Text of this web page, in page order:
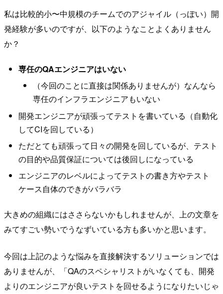
私は比較的小〜中規模のチームでのアジャイル（っぽい）開
発経験が多いのですが、以下のようなことよくありません
か？
専任のQAエンジニアはいない
（今回のことに直接は関係ありませんが）なんなら
専任のインフラエンジニアもいない
開発エンジニアが頑張ってテストを書いている（自動化
してCIを回している）
ただとても頑張って日々の開発を回しているが、テスト
の目的や品質保証については後回しになっている
エンジニアのレベルによってテストの書き方やテスト
ケース自体のできがバラバラ
大きめの組織にはささらないかもしれませんが、上の文章を
みてすごい勢いでうなずいている方も多いかと思います。
今回は上記のような悩みを直接解決するソリューションでは
ありませんが、「QAのスペシャリストがいなくても、開発
よりのエンジニアが良いテストを回せるようになりたいじゃ